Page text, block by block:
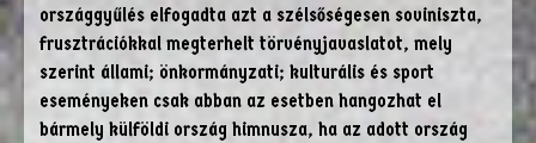
országgyűlés elfogadta azt a szélsőségesen soviniszta,
frusztrációkkal megterhelt törvényjavaslatot, mely
szerint állami; önkormányzati; kulturális és sport
eseményeken csak abban az esetben hangozhat el
bármely külföldi ország himnusza, ha az adott ország